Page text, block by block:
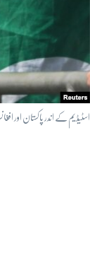
اسٹیڈیم کے اندر پاکستان اور